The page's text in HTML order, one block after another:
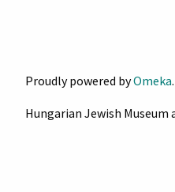
Proudly powered byOmeka.
Hungarian Jewish Museum